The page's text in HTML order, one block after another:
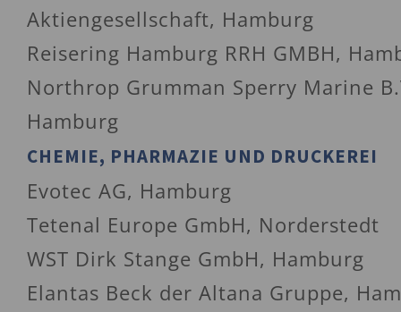
Aktiengesellschaft, Hamburg
Reisering Hamburg RRH GMBH,
Northrop Grumman Sperry Marine
Hamburg
CHEMIE, PHARMAZIE UND DRUCKEREI
Evotec AG, Hamburg
Tetenal Europe GmbH, Norderstedt
WST Dirk Stange GmbH, Hamburg
Elantas Beck der Altana Gruppe,